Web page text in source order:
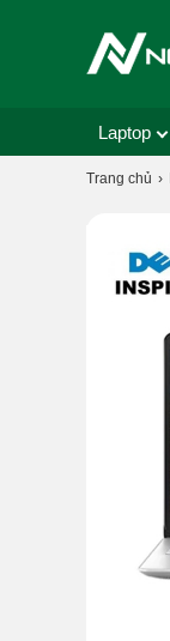
Laptop
Trang chủ